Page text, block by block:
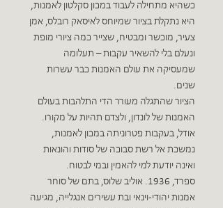
כשהיא מתחילה לעבוד במכון סקלטון לאמנות,
היא נתקלת בציור שמיוחס לאיסאק רובלס, אמן
צעיר, מוכשר ומבטיח, שצייר כמה ציורי מופת
ונעלם בלי להשאיר עקבות – תעלומה
שמעסיקה את עולם האמנות כבר עשרות
שנים.
הציור שהתגלה מעורר הדי התלהבות בעולם
האמנות של לונדון, ולצדם תהיות על מקורו.
אודל, בעקבות פטרוניתה במכון לאמנות,
נמשכת אל רשת סבוכה של סודות והונאות
ואינה יודעת למי להאמין ובמי לבטוח.
ספרד, 1936. אוליב שלוס, בתם של סוחר
אמנות יהודי-וינאי ובת עשירים אנגלייה, מגיעה